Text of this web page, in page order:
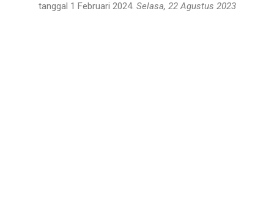
tanggal 1 Februari 2024. Selasa, 22 Agustus 2023